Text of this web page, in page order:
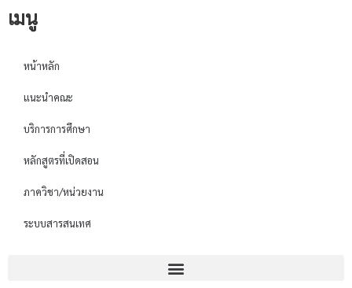
เมนู
หน้าหลัก
แนะนำคณะ
บริการการศึกษา
หลักสูตรที่เปิดสอน
ภาควิชา/หน่วยงาน
ระบบสารสนเทศ